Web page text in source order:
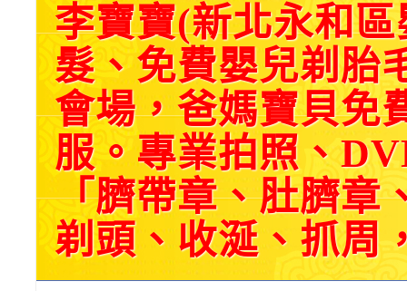
李寶寶(新北永和
髮、免費嬰兒剃胎
會場，爸媽寶貝免
服。專業拍照、
「臍帶章、肚臍章
剃頭、收涎、抓周